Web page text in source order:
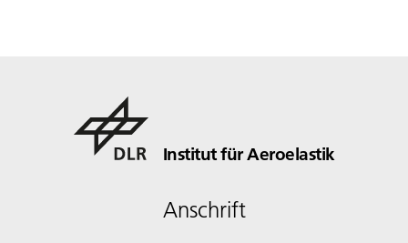
Institut für Aeroelastik
Anschrift